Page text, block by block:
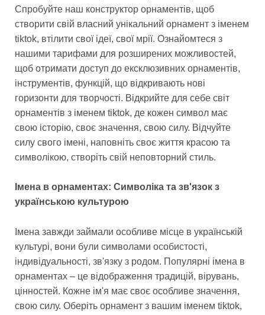
Спробуйте наш конструктор орнаментів, щоб
створити свій власний унікальний орнамент з іменем
tiktok, втілити свої ідеї, свої мрії. Ознайомтеся з
нашими тарифами для розширених можливостей,
щоб отримати доступ до ексклюзивних орнаментів,
інструментів, функцій, що відкривають нові
горизонти для творчості. Відкрийте для себе світ
орнаментів з іменем tiktok, де кожен символ має
свою історію, своє значення, свою силу. Відчуйте
силу свого імені, наповніть своє життя красою та
символікою, створіть свій неповторний стиль.
Імена в орнаментах: Символіка та зв'язок з
українською культурою
Імена завжди займали особливе місце в українській
культурі, вони були символами особистості,
індивідуальності, зв'язку з родом. Популярні імена в
орнаментах – це відображення традицій, вірувань,
цінностей. Кожне ім'я має своє особливе значення,
свою силу. Оберіть орнамент з вашим іменем tiktok,